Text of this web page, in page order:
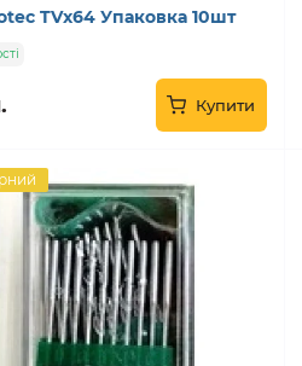
TVx64 Упаковка 10шт
Купити